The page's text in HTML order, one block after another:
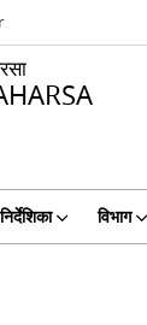
निर्देशिका विभाग